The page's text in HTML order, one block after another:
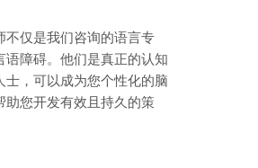
不仅是我们咨询的语言专
语障碍。他们是真正的认知
士，可以成为您个性化的脑
助您开发有效且持久的策